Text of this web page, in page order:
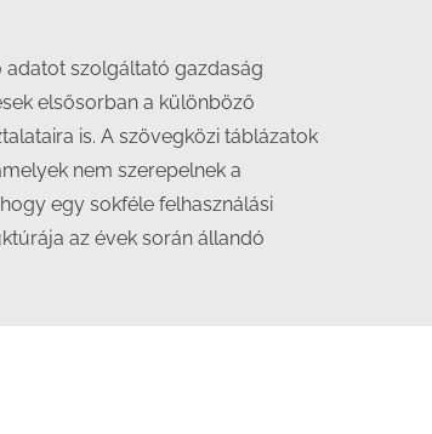
adatot szolgáltató gazdaság
elsősorban a különböző
is. A szövegközi táblázatok
nem szerepelnek a
egy sokféle felhasználási
az évek során állandó